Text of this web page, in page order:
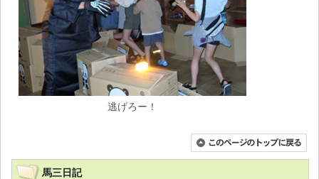
逃げろー！
馬三日記